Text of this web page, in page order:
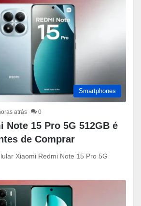
Smartphones
atrás 0
Note 15 Pro 5G 512GB é
de Comprar
Xiaomi Redmi Note 15 Pro 5G